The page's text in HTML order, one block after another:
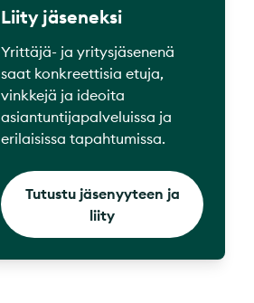
Liity jäseneksi
Yrittäjä- ja yritysjäsenenä
saat konkreettisia etuja,
vinkkejä ja ideoita
asiantuntijapalveluissa ja
erilaisissa tapahtumissa.
Tutustu jäsenyyteen ja
liity